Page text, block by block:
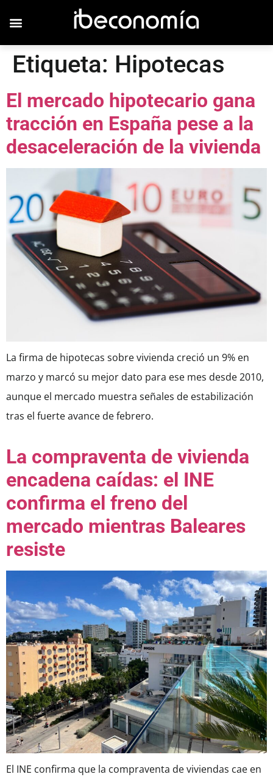
Etiqueta: Hipotecas
El mercado hipotecario gana
tracción en España pese a la
desaceleración de la vivienda
La firma de hipotecas sobre vivienda creció un 9% en
marzo y marcó su mejor dato para ese mes desde 2010,
aunque el mercado muestra señales de estabilización
tras el fuerte avance de febrero.
La compraventa de vivienda
encadena caídas: el INE
confirma el freno del
mercado mientras Baleares
resiste
El INE confirma que la compraventa de viviendas cae en